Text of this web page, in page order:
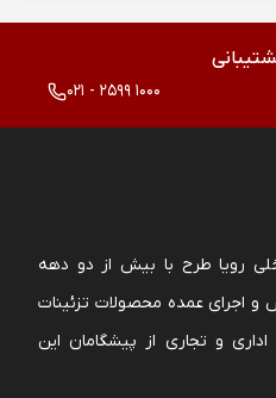
021 - 2599 1000
رویا طرح با بیش از دو دهه
اجرای عمده محصولات تزئینات
و تجاری از پیشگامان این